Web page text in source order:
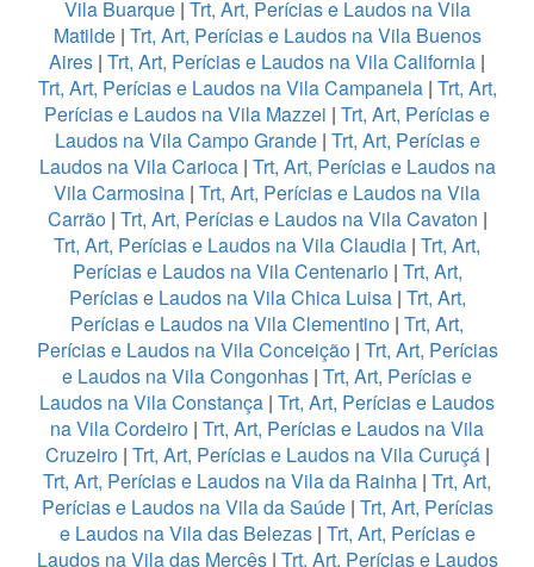
Vila Buarque| Trt, Art, Perícias e Laudos na Vila
Matilde| Trt, Art, Perícias e Laudos na Vila Buenos
Aires | Trt, Art, Perícias e Laudos na Vila California |
Trt, Art, Perícias e Laudos na Vila Campanela| Trt, Art,
Perícias e Laudos na Vila Mazzei | Trt, Art, Perícias e
Laudos na Vila Campo Grande| Trt, Art, Perícias e
Laudos na Vila Carioca| Trt, Art, Perícias e Laudos na
Vila Carmosina | Trt, Art, Perícias e Laudos na Vila
Carrão| Trt, Art, Perícias e Laudos na Vila Cavaton |
Trt, Art, Perícias e Laudos na Vila Claudia | Trt, Art,
Perícias e Laudos na Vila Centenario| Trt, Art,
Perícias e Laudos na Vila Chica Luisa | Trt, Art,
Perícias e Laudos na Vila Clementino | Trt, Art,
Perícias e Laudos na Vila Conceição| Trt, Art, Perícias
e Laudos na Vila Congonhas | Trt, Art, Perícias e
Laudos na Vila Constança | Trt, Art, Perícias e Laudos
na Vila Cordeiro | Trt, Art, Perícias e Laudos na Vila
Cruzeiro | Trt, Art, Perícias e Laudos na Vila Curuçá |
Trt, Art, Perícias e Laudos na Vila da Rainha | Trt, Art,
Perícias e Laudos na Vila da Saúde| Trt, Art, Perícias
e Laudos na Vila das Belezas| Trt, Art, Perícias e
Laudos na Vila das Mercês| Trt, Art, Perícias e Laudos